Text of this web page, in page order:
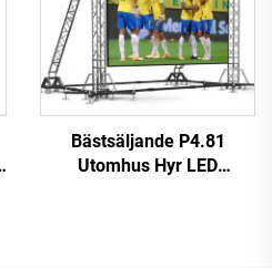
Bästsäljande P4.81
Utomhus Hyr LED